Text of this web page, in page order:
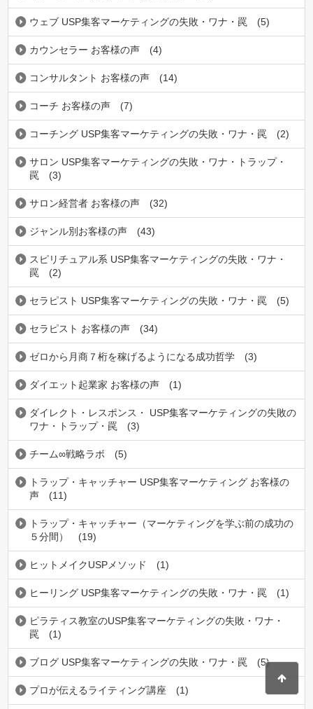
ウェブ USP集客マーケティングの失敗・ワナ・罠 (5)
カウンセラー お客様の声 (4)
コンサルタント お客様の声 (14)
コーチ お客様の声 (7)
コーチング USP集客マーケティングの失敗・ワナ・罠 (2)
サロン USP集客マーケティングの失敗・ワナ・トラップ・
罠
(3)
サロン経営者 お客様の声 (32)
ジャンル別お客様の声 (43)
スピリチュアル系 USP集客マーケティングの失敗・ワナ・
罠
(2)
セラピスト USP集客マーケティングの失敗・ワナ・罠 (5)
セラピスト お客様の声 (34)
ゼロから月商７桁を稼げるようになる成功哲学 (3)
ダイエット起業家 お客様の声 (1)
ダイレクト・レスポンス・ USP集客マーケティングの失敗の
ワナ・トラップ・罠
(3)
チーム∞戦略ラボ (5)
トラップ・キャッチャー USP集客マーケティング お客様の
声
(11)
トラップ・キャッチャー（マーケティングを学ぶ前の成功の
５分間）
(19)
ヒットメイクUSPメソッド (1)
ヒーリング USP集客マーケティングの失敗・ワナ・罠 (1)
ピラティス教室のUSP集客マーケティングの失敗・ワナ・
罠
(1)
ブログ USP集客マーケティングの失敗・ワナ・罠 (5)
プロが伝えるライティング講座 (1)